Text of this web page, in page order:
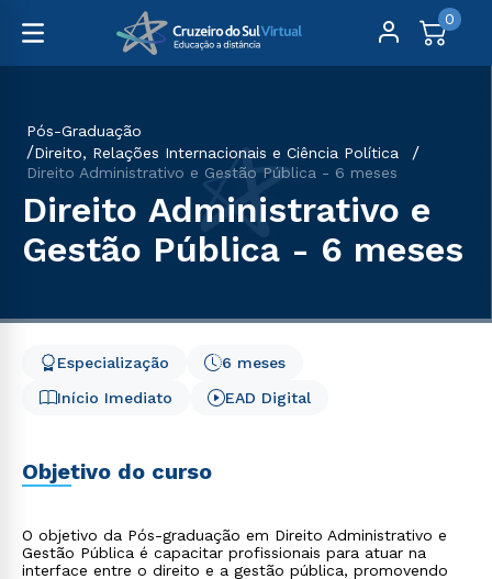
0
Pós-Graduação
Direito, Relações Internacionais e Ciência Política
Direito Administrativo e Gestão Pública - 6 meses
Direito Administrativo e
Gestão Pública - 6 meses
Início Imediato
6 meses
Especialização
EAD Digital
Objetivo do curso
O objetivo da Pós-graduação em Direito Administrativo e
Gestão Pública é capacitar profissionais para atuar na
interface entre o direito e a gestão pública, promovendo